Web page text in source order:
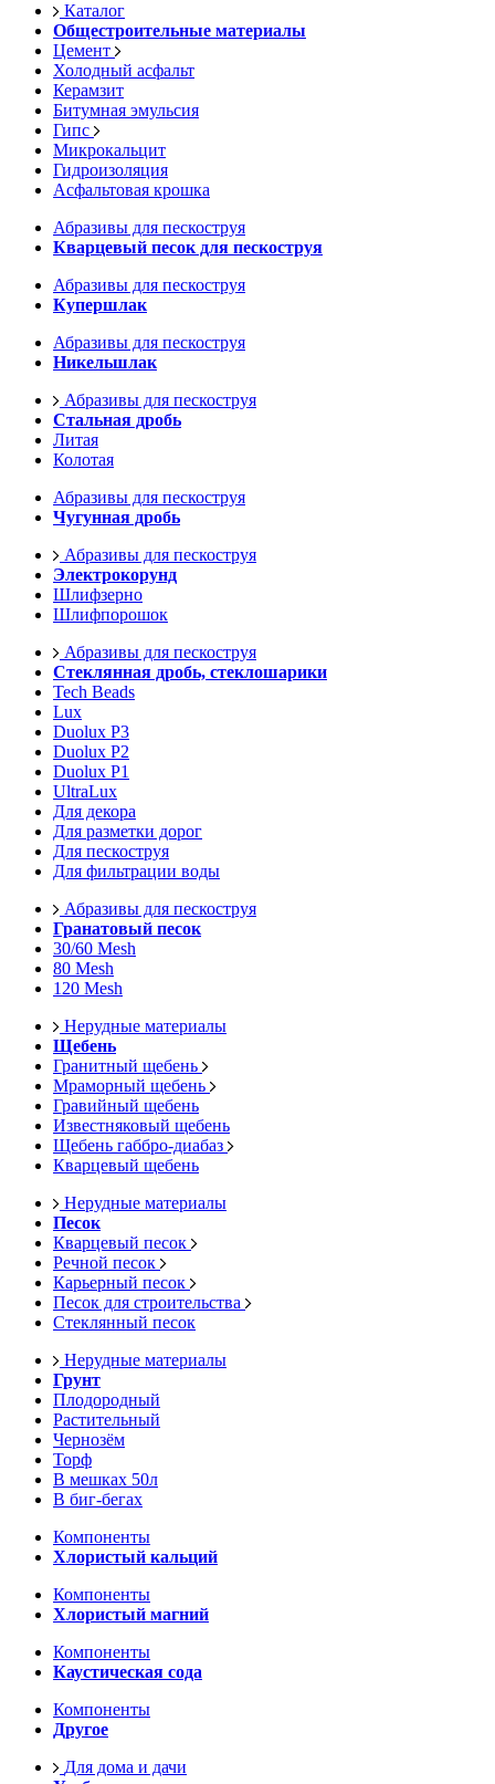
Каталог
Общестроительные материалы
Цемент
Холодный асфальт
Керамзит
Битумная эмульсия
Гипс
Микрокальцит
Гидроизоляция
Асфальтовая крошка
Абразивы для пескоструя
Кварцевый песок для пескоструя
Абразивы для пескоструя
Купершлак
Абразивы для пескоструя
Никельшлак
Абразивы для пескоструя
Стальная дробь
Литая
Колотая
Абразивы для пескоструя
Чугунная дробь
Абразивы для пескоструя
Электрокорунд
Шлифзерно
Шлифпорошок
Абразивы для пескоструя
Стеклянная дробь, стеклошарики
Tech Beads
Lux
Duolux P3
Duolux P2
Duolux P1
UltraLux
Для декора
Для разметки дорог
Для пескоструя
Для фильтрации воды
Абразивы для пескоструя
Гранатовый песок
30/60 Mesh
80 Mesh
120 Mesh
Нерудные материалы
Щебень
Гранитный щебень
Мраморный щебень
Гравийный щебень
Известняковый щебень
Щебень габбро-диабаз
Кварцевый щебень
Нерудные материалы
Песок
Кварцевый песок
Речной песок
Карьерный песок
Песок для строительства
Стеклянный песок
Нерудные материалы
Грунт
Плодородный
Растительный
Чернозём
Торф
В мешках 50л
В биг-бегах
Компоненты
Хлористый кальций
Компоненты
Хлористый магний
Компоненты
Каустическая сода
Компоненты
Другое
Для дома и дачи